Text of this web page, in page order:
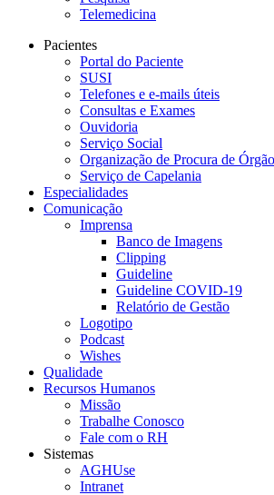
Telemedicina
Pacientes
Portal do Paciente
SUSI
Telefones e e-mails úteis
Consultas e Exames
Ouvidoria
Serviço Social
Organização de Procura de
Serviço de Capelania
Especialidades
Comunicação
Imprensa
Banco de Imagens
Clipping
Guideline
Guideline COVID-19
Relatório de Gestão
Logotipo
Podcast
Wishes
Qualidade
Recursos Humanos
Missão
Trabalhe Conosco
Fale com o RH
Sistemas
AGHUse
Intranet